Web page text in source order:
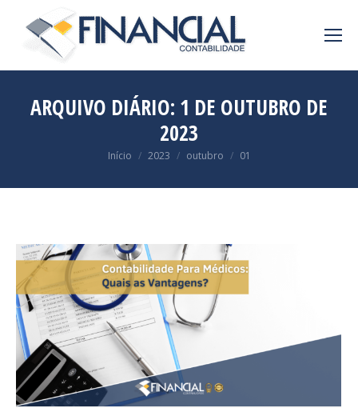
ARQUIVO DIÁRIO: 1 DE OUTUBRO DE
2023
Início 2023 outubro 01